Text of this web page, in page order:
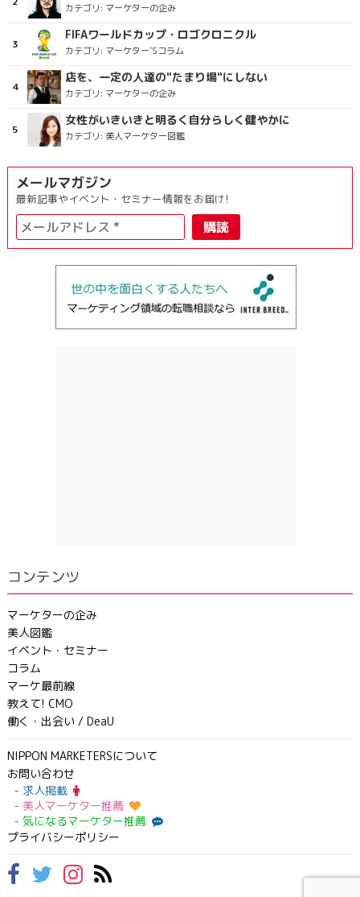
カテゴリ: マーケターの企み
FIFAワールドカップ・ロゴクロニクル
カテゴリ: マーケター’Sコラム
店を、一定の人達の"たまり場"にしない
カテゴリ: マーケターの企み
女性がいきいきと明るく自分らしく健やかに
カテゴリ: 美人マーケター図鑑
メールマガジン
最新記事やイベント・セミナー情報をお届け!
コンテンツ
マーケターの企み
美人図鑑
イベント・セミナー
コラム
マーケ最前線
教えて! CMO
働く・出会い / DeaU
NIPPON MARKETERSについて
お問い合わせ
求人掲載
美人マーケター推薦
気になるマーケター推薦
プライバシーポリシー